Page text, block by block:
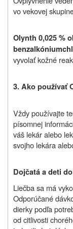
vo vekovej
Olynth 0,025 %
vyvolať kožné
3. Ako používať
Vždy používajte
písomnej
váš lekár alebo
svojho lekára
Dojčatá a deti
Liečba sa má
Odporúčané
dierky podľa
od citlivosti